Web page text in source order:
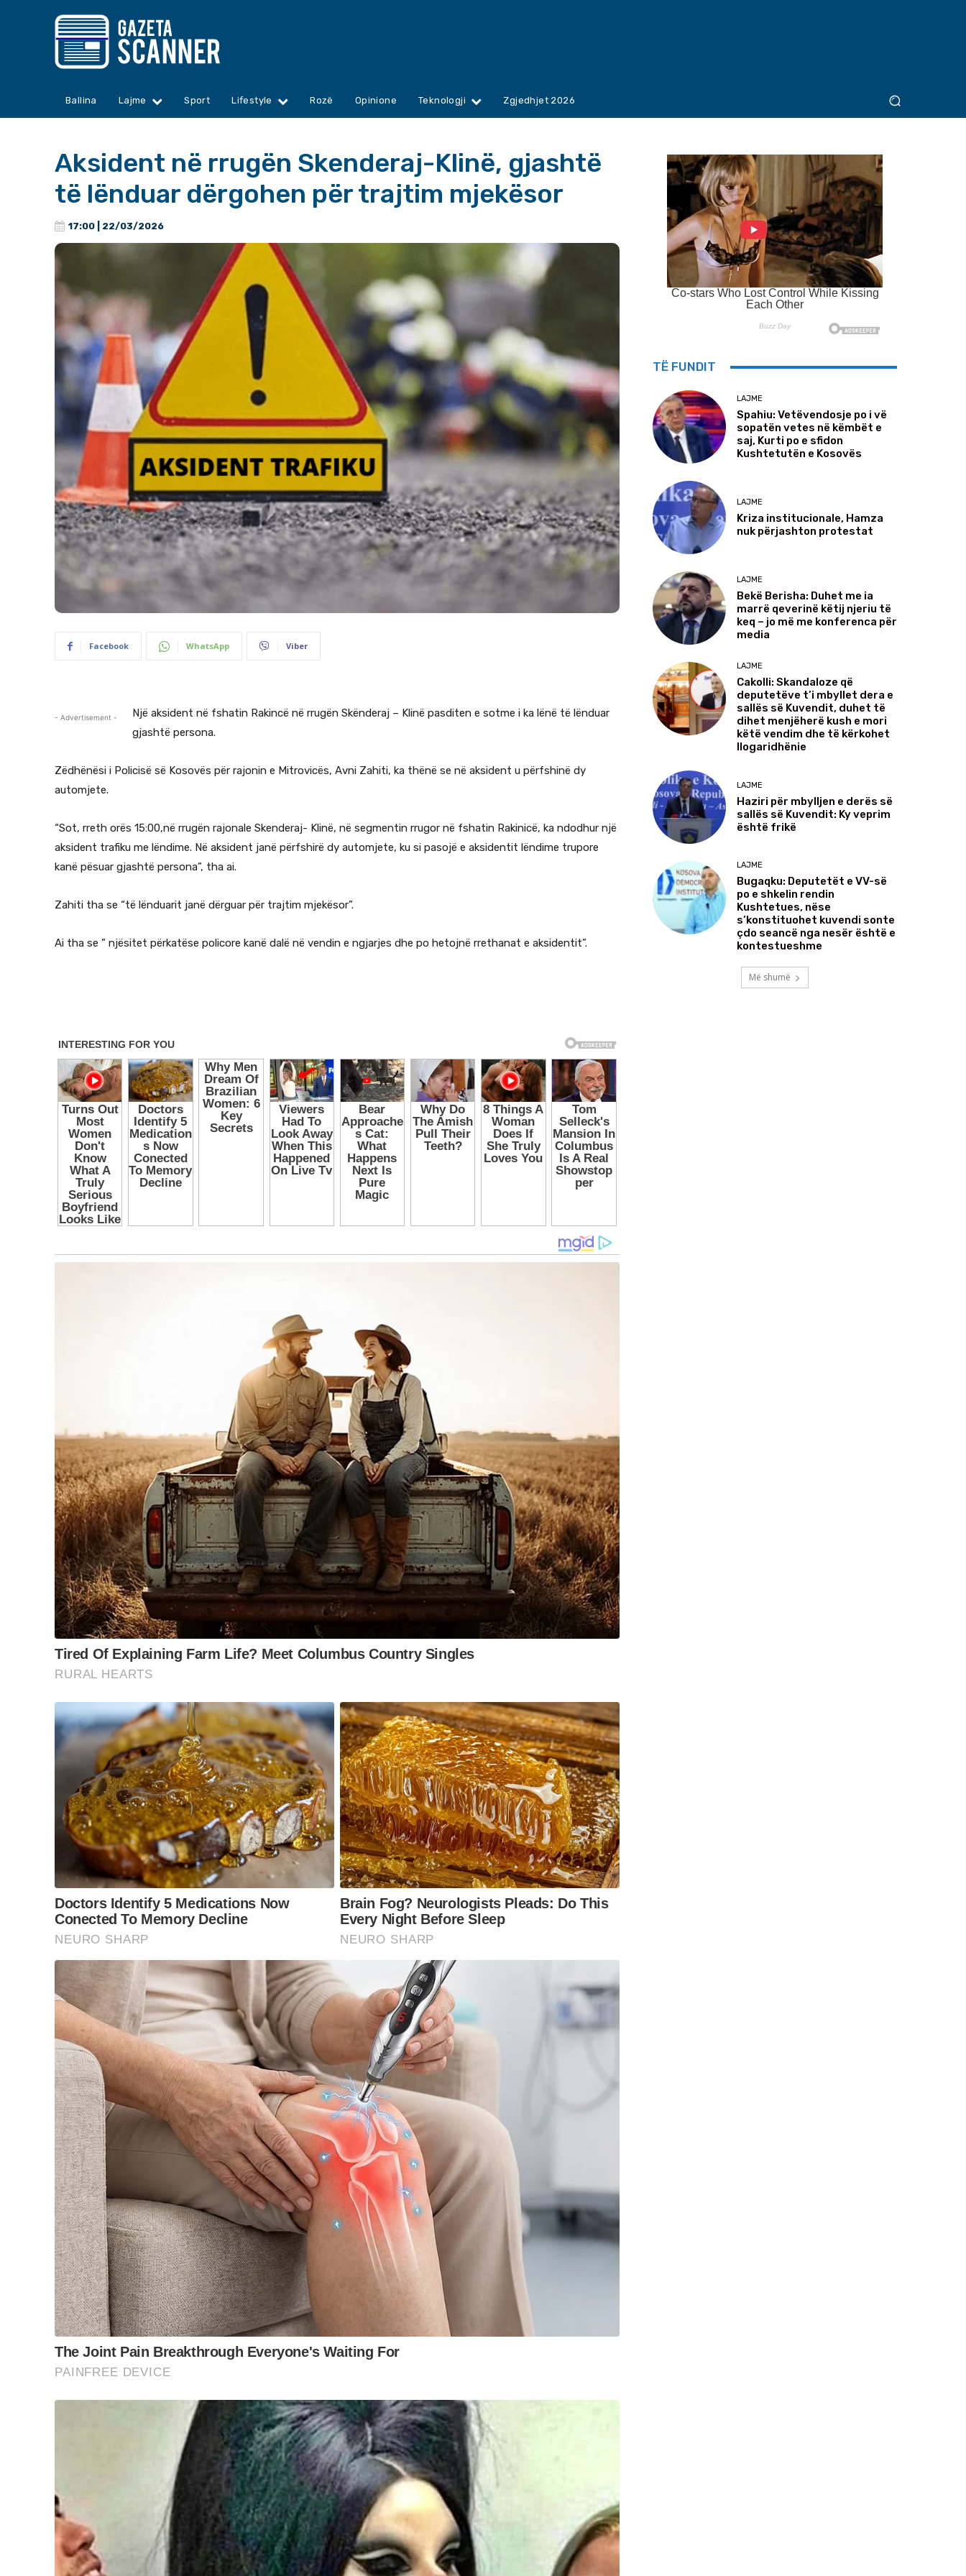
Ballina Lajme Sport Lifestyle Rozë Opinione Teknologji Zgjedhjet 2026
Aksident në rrugën Skenderaj-Klinë, gjashtë
të lënduar dërgohen për trajtim mjekësor
17:00 | 22/03/2026
Facebook WhatsApp Viber
- Advertisement -
Një aksident në fshatin Rakincë në rrugën Skënderaj – Klinë pasditen e sotme i ka lënë të lënduar
gjashtë persona.
Zëdhënësi i Policisë së Kosovës për rajonin e Mitrovicës, Avni Zahiti, ka thënë se në aksident u përfshinë dy
automjete.
“Sot, rreth orës 15:00,në rrugën rajonale Skenderaj- Klinë, në segmentin rrugor në fshatin Rakinicë, ka ndodhur një
aksident trafiku me lëndime. Në aksident janë përfshirë dy automjete, ku si pasojë e aksidentit lëndime trupore
kanë pësuar gjashtë persona”, tha ai.
Zahiti tha se “të lënduarit janë dërguar për trajtim mjekësor”.
Ai tha se ” njësitet përkatëse policore kanë dalë në vendin e ngjarjes dhe po hetojnë rrethanat e aksidentit”.
TË FUNDIT
LAJME
Spahiu: Vetëvendosje po i vë
sopatën vetes në këmbët e
saj, Kurti po e sfidon
Kushtetutën e Kosovës
LAJME
Kriza institucionale, Hamza
nuk përjashton protestat
LAJME
Bekë Berisha: Duhet me ia
marrë qeverinë këtij njeriu të
keq – jo më me konferenca për
media
LAJME
Cakolli: Skandaloze që
deputetëve t’i mbyllet dera e
sallës së Kuvendit, duhet të
dihet menjëherë kush e mori
këtë vendim dhe të kërkohet
llogaridhënie
LAJME
Haziri për mbylljen e derës së
sallës së Kuvendit: Ky veprim
është frikë
LAJME
Bugaqku: Deputetët e VV-së
po e shkelin rendin
Kushtetues, nëse
s’konstituohet kuvendi sonte
çdo seancë nga nesër është e
kontestueshme
Më shumë